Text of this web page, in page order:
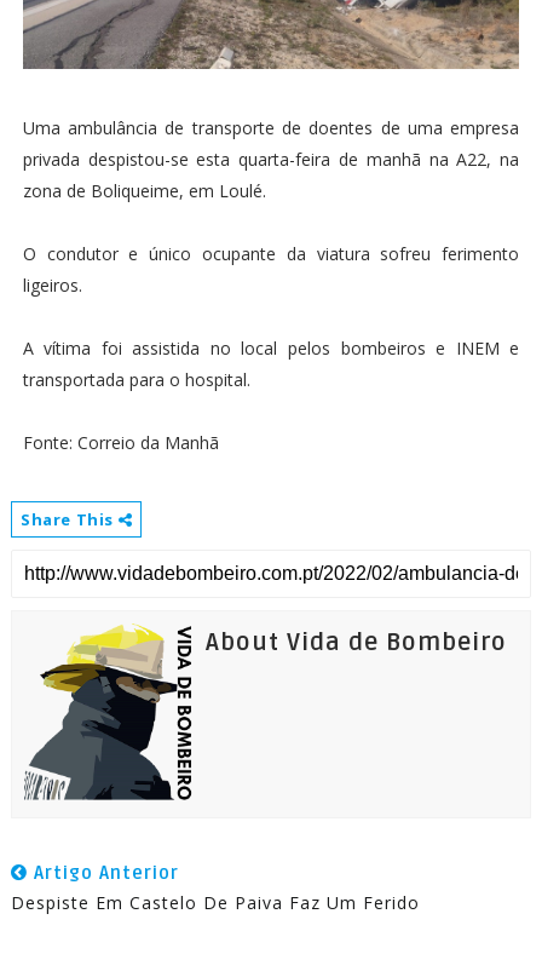
Uma ambulância de transporte de doentes de uma empresa
privada despistou-se esta quarta-feira de manhã na A22, na
zona de Boliqueime, em Loulé.
O condutor e único ocupante da viatura sofreu ferimento
ligeiros.
A vítima foi assistida no local pelos bombeiros e INEM e
transportada para o hospital.
Fonte: Correio da Manhã
Share This
About Vida de Bombeiro
Artigo Anterior
Despiste Em Castelo De Paiva Faz Um Ferido